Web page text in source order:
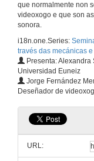
que normalmente non
videoxogo e que son
sonora.
i18n.one.Series:
través das mecánicas
Presenta: Alexandra
Universidad Euneiz
Jorge Fernández
Deseñador de
URL: